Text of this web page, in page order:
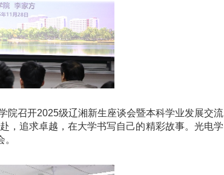
院召开2025级辽湘新生座谈会暨本科学业发展交流
，追求卓越，在大学书写自己的精彩故事。光电学